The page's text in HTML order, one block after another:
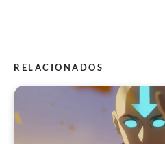
RELACIONADOS